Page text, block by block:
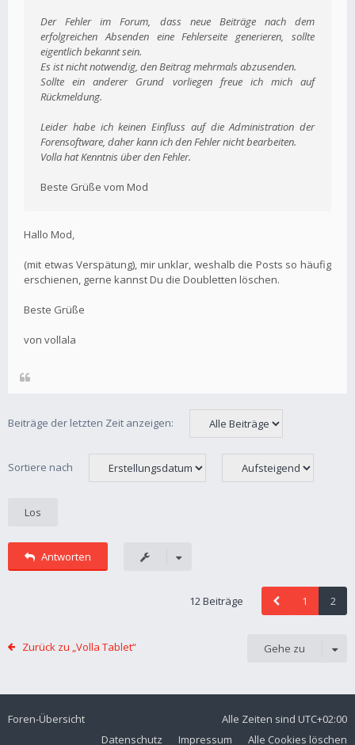
Der Fehler im Forum, dass neue Beiträge nach dem
erfolgreichen Absenden eine Fehlerseite generieren, sollte
eigentlich bekannt sein.
Es ist nicht notwendig, den Beitrag mehrmals abzusenden.
Sollte ein anderer Grund vorliegen freue ich mich auf
Rückmeldung.
Leider habe ich keinen Einfluss auf die Administration der
Forensoftware, daher kann ich den Fehler nicht bearbeiten.
Volla hat Kenntnis über den Fehler.
Beste Grüße vom Mod
Hallo Mod,
(mit etwas Verspätung), mir unklar, weshalb die Posts so häufig
erschienen, gerne kannst Du die Doubletten löschen.
Beste Grüße
von vollala
Beiträge der letzten Zeit anzeigen:
Sortiere nach
Antworten
12 Beiträge 1 2
Zurück zu „Volla Tablet“ Gehe zu
Foren-Übersicht Alle Zeiten sind UTC+02:00
Alle Cookies löschen
Impressum
Datenschutz